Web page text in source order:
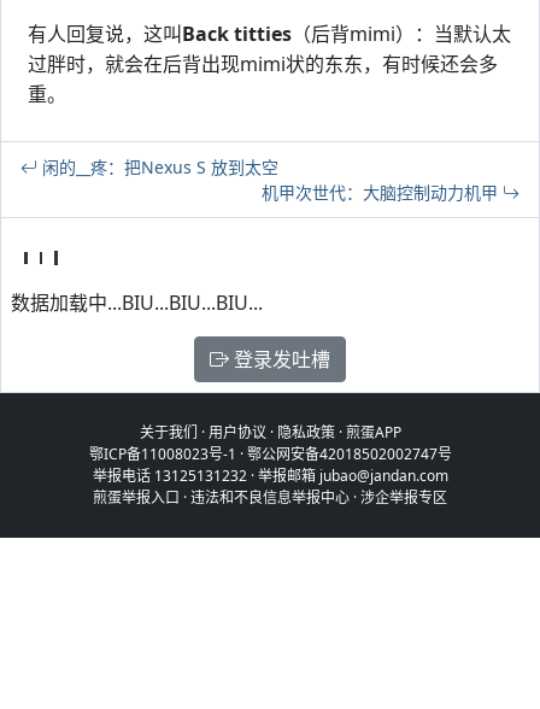
有人回复说，这叫Back titties （后背mimi）：当默认太
过胖时，就会在后背出现mimi状的东东，有时候还会多
重。
闲的__疼：把Nexus S 放到太空
机甲次世代：大脑控制动力机甲
数据加载中...BIU...BIU...BIU...
登录发吐槽
关于我们 ·用户协议 · 隐私政策·煎蛋APP
鄂ICP备11008023号-1 ·鄂公网安备42018502002747号
举报电话 13125131232 · 举报邮箱 jubao@jandan.com
煎蛋举报入口 ·违法和不良信息举报中心 ·涉企举报专区